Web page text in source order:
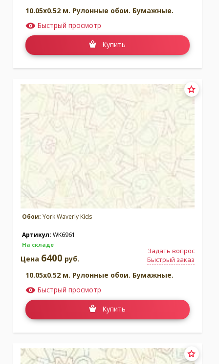
10.05x0.52 м. Рулонные обои. Бумажные.
Быстрый просмотр
Купить
Обои: York Waverly Kids
Артикул: WK6961
На складе
Задать вопрос
Быстрый заказ
Цена 6400 руб.
10.05x0.52 м. Рулонные обои. Бумажные.
Быстрый просмотр
Купить